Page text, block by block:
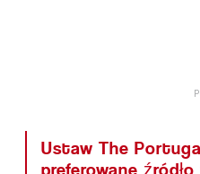
Ustaw The
preferowane